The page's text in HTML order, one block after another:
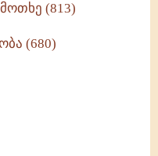
(813)
(680)